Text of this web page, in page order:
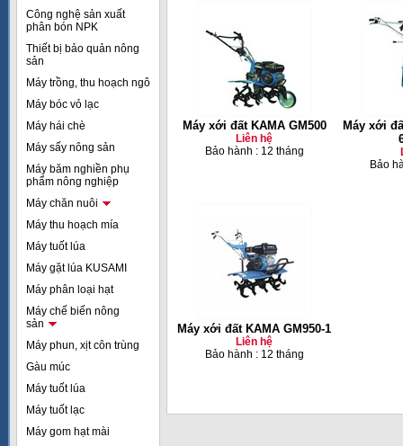
Công nghệ sản xuất
phân bón NPK
Thiết bị bảo quản nông
sản
Máy trồng, thu hoạch ngô
Máy bóc vỏ lạc
Máy hái chè
Máy sấy nông sản
Máy băm nghiền phụ
phẩm nông nghiệp
Máy chăn nuôi
Máy thu hoạch mía
Máy tuốt lúa
Máy gặt lúa KUSAMI
Máy phân loại hạt
Máy chế biến nông
sản
Máy phun, xịt côn trùng
Gàu múc
Máy tuốt lúa
Máy tuốt lạc
Máy gom hạt mài
Máy xới đất KAMA GM500
Liên hệ
Bảo hành : 12 tháng
Máy xới
Bảo
Máy xới đất KAMA GM950-1
Liên hệ
Bảo hành : 12 tháng